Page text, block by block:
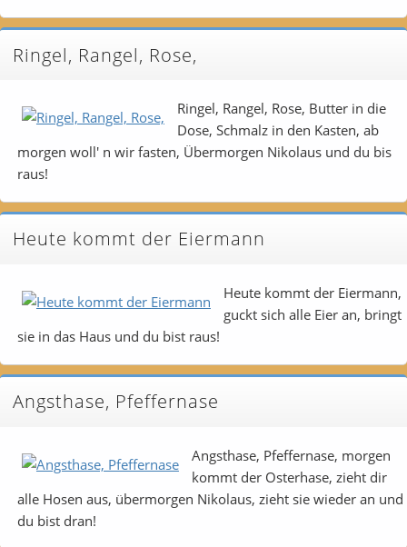
Ringel, Rangel, Rose,
Ringel, Rangel, Rose, Butter in die
Dose, Schmalz in den Kasten, ab
morgen woll' n wir fasten, Übermorgen Nikolaus und du bis
raus!
Heute kommt der Eiermann
Heute kommt der Eiermann,
guckt sich alle Eier an, bringt
sie in das Haus und du bist raus!
Angsthase, Pfeffernase
Angsthase, Pfeffernase, morgen
kommt der Osterhase, zieht dir
alle Hosen aus, übermorgen Nikolaus, zieht sie wieder an und
du bist dran!